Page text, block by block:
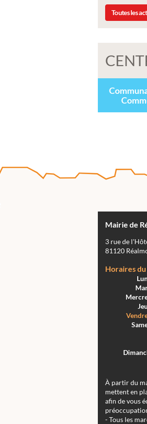
Toutes les
Mairie de
3 rue de
81120
Horaires
À partir du
mettent en
afin de vous
- Tous les